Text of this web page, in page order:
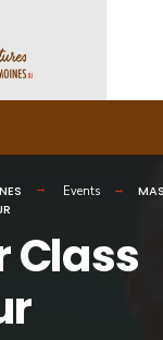
Events
Class